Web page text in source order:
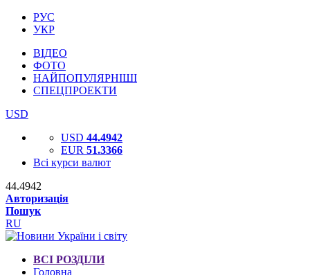
РУС
УКР
ВІДЕО
ФОТО
НАЙПОПУЛЯРНІШІ
СПЕЦПРОЕКТИ
USD
USD 44.4942
EUR 51.3366
Всі курси валют
44.4942
Авторизація
Пошук
RU
ВСІ РОЗДІЛИ
Головна